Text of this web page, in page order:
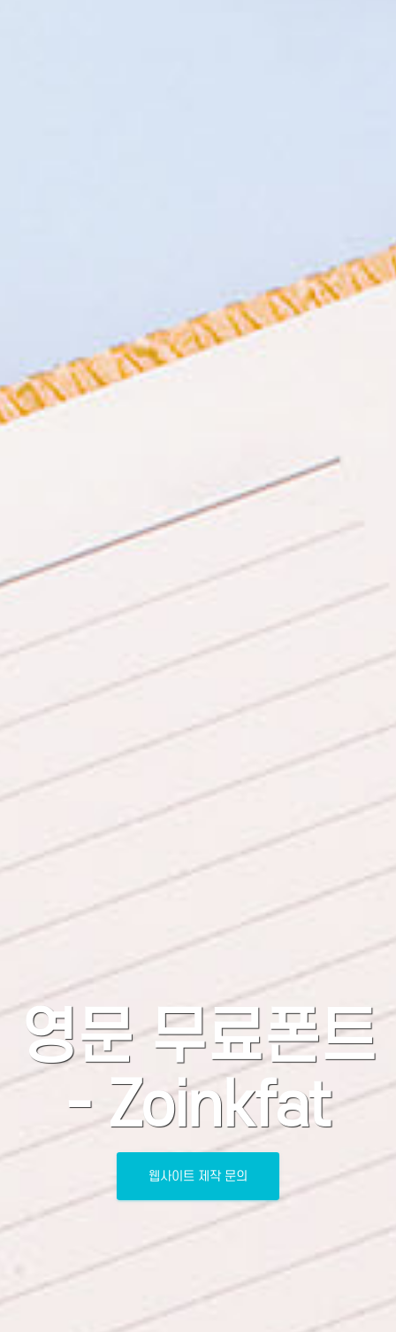
영문 무료폰트
- Zoinkfat
웹사이트 제작 문의